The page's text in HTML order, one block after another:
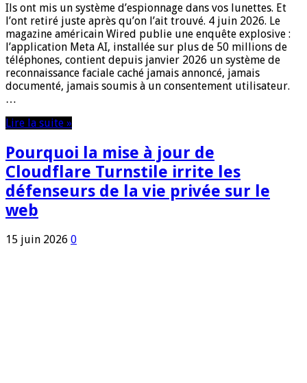
Ils ont mis un système d’espionnage dans vos lunettes. Et
l’ont retiré juste après qu’on l’ait trouvé. 4 juin 2026. Le
magazine américain Wired publie une enquête explosive :
l’application Meta AI, installée sur plus de 50 millions de
téléphones, contient depuis janvier 2026 un système de
reconnaissance faciale caché jamais annoncé, jamais
documenté, jamais soumis à un consentement utilisateur.
…
Lire la suite »
Pourquoi la mise à jour de
Cloudflare Turnstile irrite les
défenseurs de la vie privée sur le
web
15 juin 2026 0